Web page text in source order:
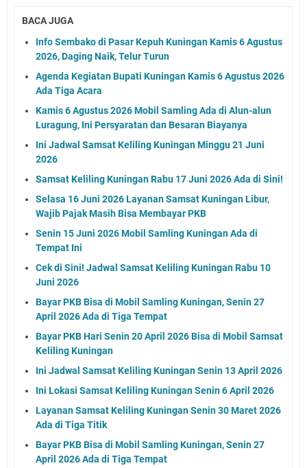
BACA JUGA
Info Sembako di Pasar Kepuh Kuningan Kamis 6 Agustus
2026, Daging Naik, Telur Turun
Agenda Kegiatan Bupati Kuningan Kamis 6 Agustus 2026
Ada Tiga Acara
Kamis 6 Agustus 2026 Mobil Samling Ada di Alun-alun
Luragung, Ini Persyaratan dan Besaran Biayanya
Ini Jadwal Samsat Keliling Kuningan Minggu 21 Juni
2026
Samsat Keliling Kuningan Rabu 17 Juni 2026 Ada di Sini!
Selasa 16 Juni 2026 Layanan Samsat Kuningan Libur,
Wajib Pajak Masih Bisa Membayar PKB
Senin 15 Juni 2026 Mobil Samling Kuningan Ada di
Tempat Ini
Cek di Sini! Jadwal Samsat Keliling Kuningan Rabu 10
Juni 2026
Bayar PKB Bisa di Mobil Samling Kuningan, Senin 27
April 2026 Ada di Tiga Tempat
Bayar PKB Hari Senin 20 April 2026 Bisa di Mobil Samsat
Keliling Kuningan
Ini Jadwal Samsat Keliling Kuningan Senin 13 April 2026
Ini Lokasi Samsat Keliling Kuningan Senin 6 April 2026
Layanan Samsat Keliling Kuningan Senin 30 Maret 2026
Ada di Tiga Titik
Bayar PKB Bisa di Mobil Samling Kuningan, Senin 27
April 2026 Ada di Tiga Tempat